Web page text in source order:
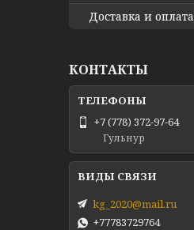
Доставка и оплата
КОНТАКТЫ
+7 (778) 372-97-64
Гульнур
kg_2020@mail.ru
+77783729764